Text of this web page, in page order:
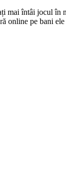
mai întâi jocul în
online pe bani